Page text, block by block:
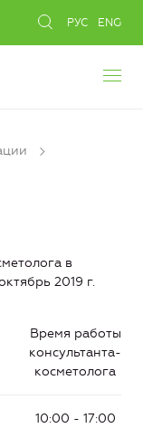
РУС ENG
в
2019 г.
Время работы
консультанта-
косметолога
10:00 - 17:00